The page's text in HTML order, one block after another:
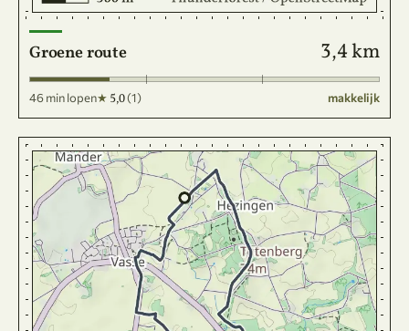
Groene route 3,4 km
46 min lopen★ 5,0(1) makkelijk